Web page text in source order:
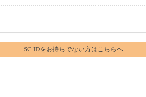
SC IDをお持ちでない方はこちらへ